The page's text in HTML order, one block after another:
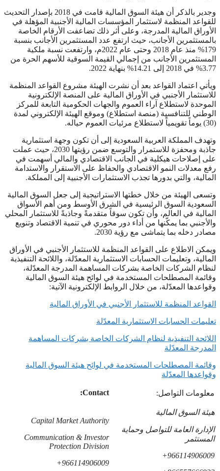
وجدير بالذكر أن هيئة السوق المالية قامت في 2018 بإصدار التحديث
للقواعد المنظمة لاستثمار المؤسسات المالية الأجنبية المؤهلة في
الأوراق المالية المدرجة، وعلى أثر ذلك تضاعفت الأرقام الخاصة
بالمستثمرين الأجانب، حيث ارتفع عدد المستثمرين الأجانب بنسبة
179% منذ عام 2018 وحتى عام 2022م، وارتفعت نسبة ملكية
المستثمرين الأجانب من إجمالي القيمة السوقية للأسهم الحرة من
3.77% في 2018 إلى 14.21% بنهاية 2022.
ويأتي اعتماد القواعد بعد أن نشرت الهيئة مشروع القواعد المنظمة
للاستثمار الأجنبي في الأوراق المالية على المنصة الإلكترونية
الموحدة لاستطلاع آراء العموم والجهات الحكومية التابعة للمركز
الوطني للتنافسية (منصة استطلاع) وموقع الهيئة الإلكتروني لمدة
(30) يوماً تقويمياً لاستطلاع مرئيات العموم حياله.
وتهدف المملكة العربية السعودية إلى أن تكون وجهة استثمارية
جاذبة ومحفزة للاستمرار والتوسع ضمن رؤيتها 2030، حيث عملت
على إصلاحات هيكلية في الجانب الاقتصادي والمالي أسهمت في
رفع معدلات النمو الاقتصادي والحفاظ على الاستقرار والاستدامة
المالية، والتي بدورها تجذب الاستثمارات الأجنبية إلى المملكة.
وتسعى الهيئة من خلال خطتها الاستراتيجية إلى جعل السوق المالية
السعودية السوق الرئيسية في الشرق الأوسط ومن أهم الأسواق
المالية في العالم، وأن تكون سوقاً متقدمةً وجاذبةً للاستثمار المحلي
والأجنبي بما يمكّنها من أداء دور محوري في تنمية الاقتصاد وتنويع
مصادر دخله بما يتماشى مع رؤية 2030.
ويمكن الاطلاع على القواعد المنظمة للاستثمار الأجنبي في الأوراق
المالية، وتعليمات الحسابات الاستثمارية المعدّلة، واللائحة التنفيذية
لنظام الشركات الخاصة بشركات المساهمة المدرجة المعدّلة،
وقائمة المصطلحات المستخدمة في لوائح هيئة السوق المالية
وقواعدها المعدّلة، من خلال الروابط الإلكترونية الآتية:
القواعد المنظمة للاستثمار الأجنبي في الأوراق المالية
تعليمات الحسابات الاستثمارية المعدّلة
اللائحة التنفيذية لنظام الشركات الخاصة بشركات المساهمة
المدرجة المعدّلة
وقائمة المصطلحات المستخدمة في لوائح هيئة السوق المالية
وقواعدها المعدّلة
معلومات التواصل: Contact:
هيئة السوق المالية
الإدارة العامة للتواصل وحماية
المستثمر
966114906009+
Capital Market Authority
Communication & Investor
Protection Division
966114906009+